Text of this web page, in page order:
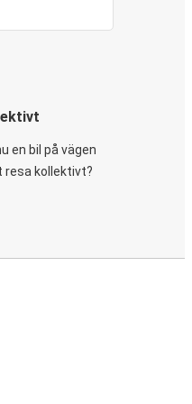
en bil på vägen
resa kollektivt?